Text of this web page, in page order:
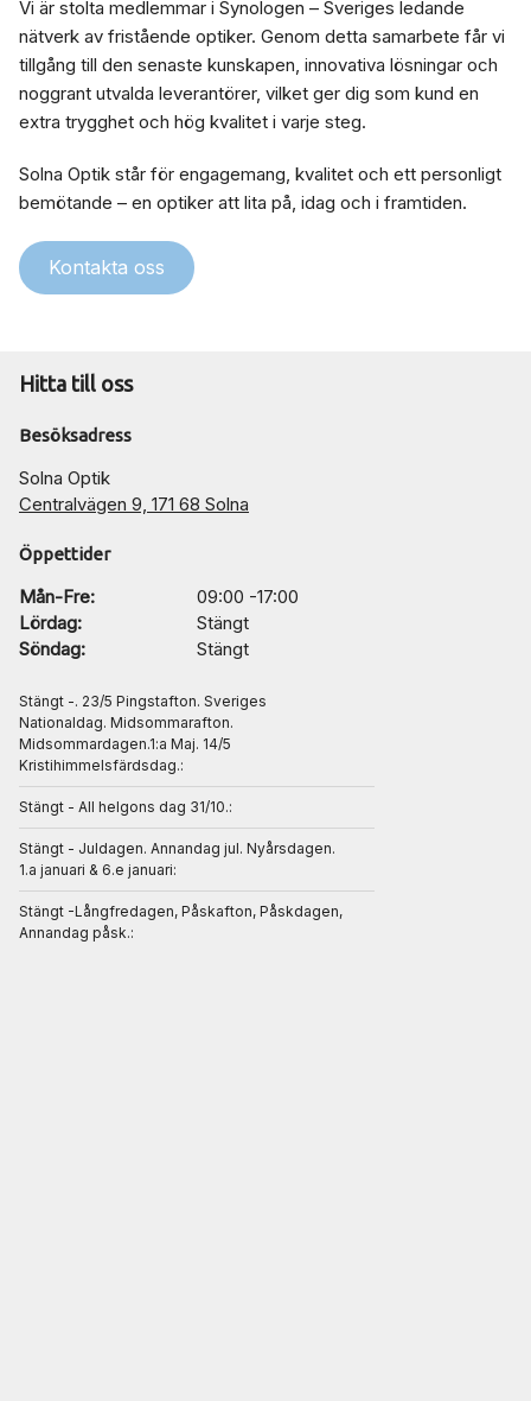
Vi är stolta medlemmar i Synologen – Sveriges ledande
nätverk av fristående optiker. Genom detta samarbete får vi
tillgång till den senaste kunskapen, innovativa lösningar och
noggrant utvalda leverantörer, vilket ger dig som kund en
extra trygghet och hög kvalitet i varje steg.
Solna Optik står för engagemang, kvalitet och ett personligt
bemötande – en optiker att lita på, idag och i framtiden.
Kontakta oss
Hitta till oss
Besöksadress
Solna Optik
Centralvägen 9, 171 68 Solna
Öppettider
Mån-Fre:
09:00 -17:00
Lördag:
Stängt
Söndag:
Stängt
Stängt -. 23/5 Pingstafton. Sveriges
Nationaldag. Midsommarafton.
Midsommardagen.1:a Maj. 14/5
Kristihimmelsfärdsdag.:
Stängt - All helgons dag 31/10.:
Stängt - Juldagen. Annandag jul. Nyårsdagen.
1.a januari & 6.e januari:
Stängt -Långfredagen, Påskafton, Påskdagen,
Annandag påsk.: